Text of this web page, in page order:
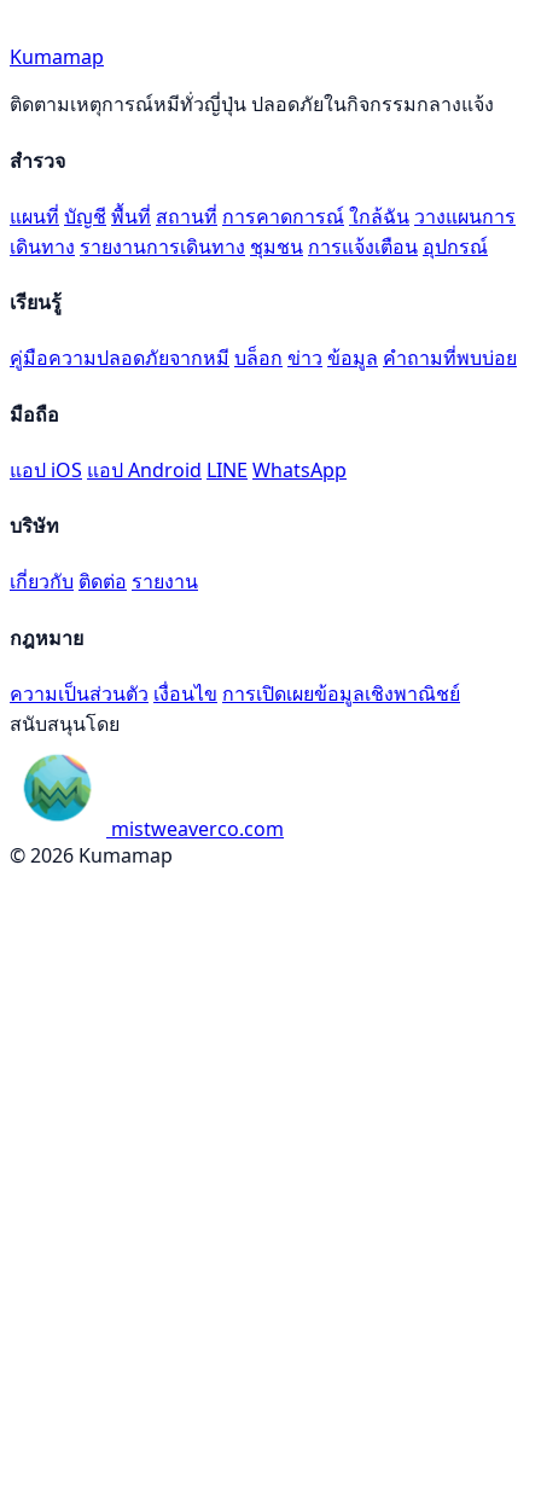
Kumamap
ติดตามเหตุการณ์หมีทั่วญี่ปุ่น ปลอดภัยในกิจกรรมกลางแจ้ง
สำรวจ
แผนที่ บัญชี พื้นที่ สถานที่ การคาดการณ์ใกล้ฉัน วางแผนการ
เดินทาง รายงานการเดินทาง ชุมชน การแจ้งเตือน อุปกรณ์
เรียนรู้
คู่มือความปลอดภัยจากหมี บล็อก ข่าว ข้อมูล คำถามที่พบบ่อย
มือถือ
แอป iOS แอป Android LINE WhatsApp
บริษัท
เกี่ยวกับ ติดต่อ รายงาน
กฎหมาย
ความเป็นส่วนตัว เงื่อนไข การเปิดเผยข้อมูลเชิงพาณิชย์
สนับสนุนโดย
mistweaverco.com
© 2026 Kumamap